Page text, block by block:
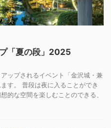
「夏の段」2025
ップされるイベント「金沢城・兼
す。 普段は夜に入ることができ
的な空間を楽しむことのできる、